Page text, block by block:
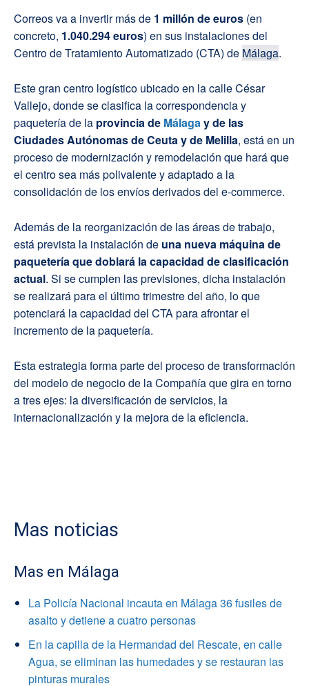
Correos va a invertir más de 1 millón de euros (en
concreto, 1.040.294euros) en sus instalaciones del
Centro de Tratamiento Automatizado (CTA) de Málaga.
Este gran centro logístico ubicado en la calle César
Vallejo, donde se clasifica la correspondencia y
paquetería de la provincia de Málagay de las
Ciudades Autónomas de Ceuta y de Melilla, está en un
proceso de modernización y remodelación que hará que
el centro sea más polivalente y adaptado a la
consolidación de los envíos derivados del e-commerce.
Además de la reorganización de las áreas de trabajo,
está prevista la instalación de una nueva máquina de
paquetería que doblará la capacidad de clasificación
actual. Si se cumplen las previsiones, dicha instalación
se realizará para el último trimestre del año, lo que
potenciará la capacidad del CTA para afrontar el
incremento de la paquetería.
Esta estrategia forma parte del proceso de transformación
del modelo de negocio de la Compañía que gira en torno
a tres ejes: la diversificación de servicios, la
internacionalización y la mejora de la eficiencia.
Mas noticias
Mas en Málaga
La Policía Nacional incauta en Málaga 36 fusiles de
asalto y detiene a cuatro personas
En la capilla de la Hermandad del Rescate, en calle
Agua, se eliminan las humedades y se restauran las
pinturas murales